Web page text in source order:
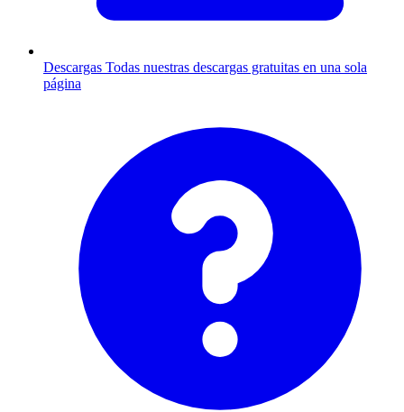
Descargas Todas nuestras descargas gratuitas en una sola
página